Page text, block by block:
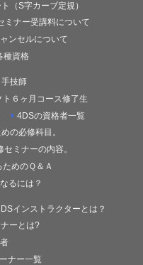
（S字カーブ定規）
ミナー受講料について
ンセルについて
種資格
手技師
６ヶ月コース修了生
4DSの資格者一覧
の必修科目。
ミナーの内容。
めのＱ＆Ａ
るには？
DSインストラクターとは？
ーとは?
ーナー一覧